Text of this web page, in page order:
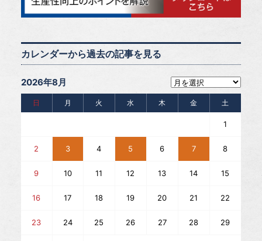
カレンダーから過去の記事を見る
2026年8月
日 月 火 水 木 金 土
1
2 3 4 5 6 7 8
9 10 11 12 13 14 15
16 17 18 19 20 21 22
23 24 25 26 27 28 29